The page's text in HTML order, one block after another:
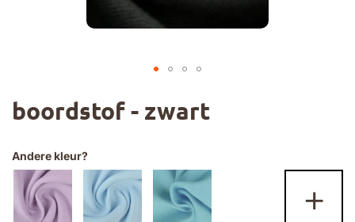
boordstof - zwart
Andere kleur?
+
naar
het
van
de
afbeeldingen-
gallerij